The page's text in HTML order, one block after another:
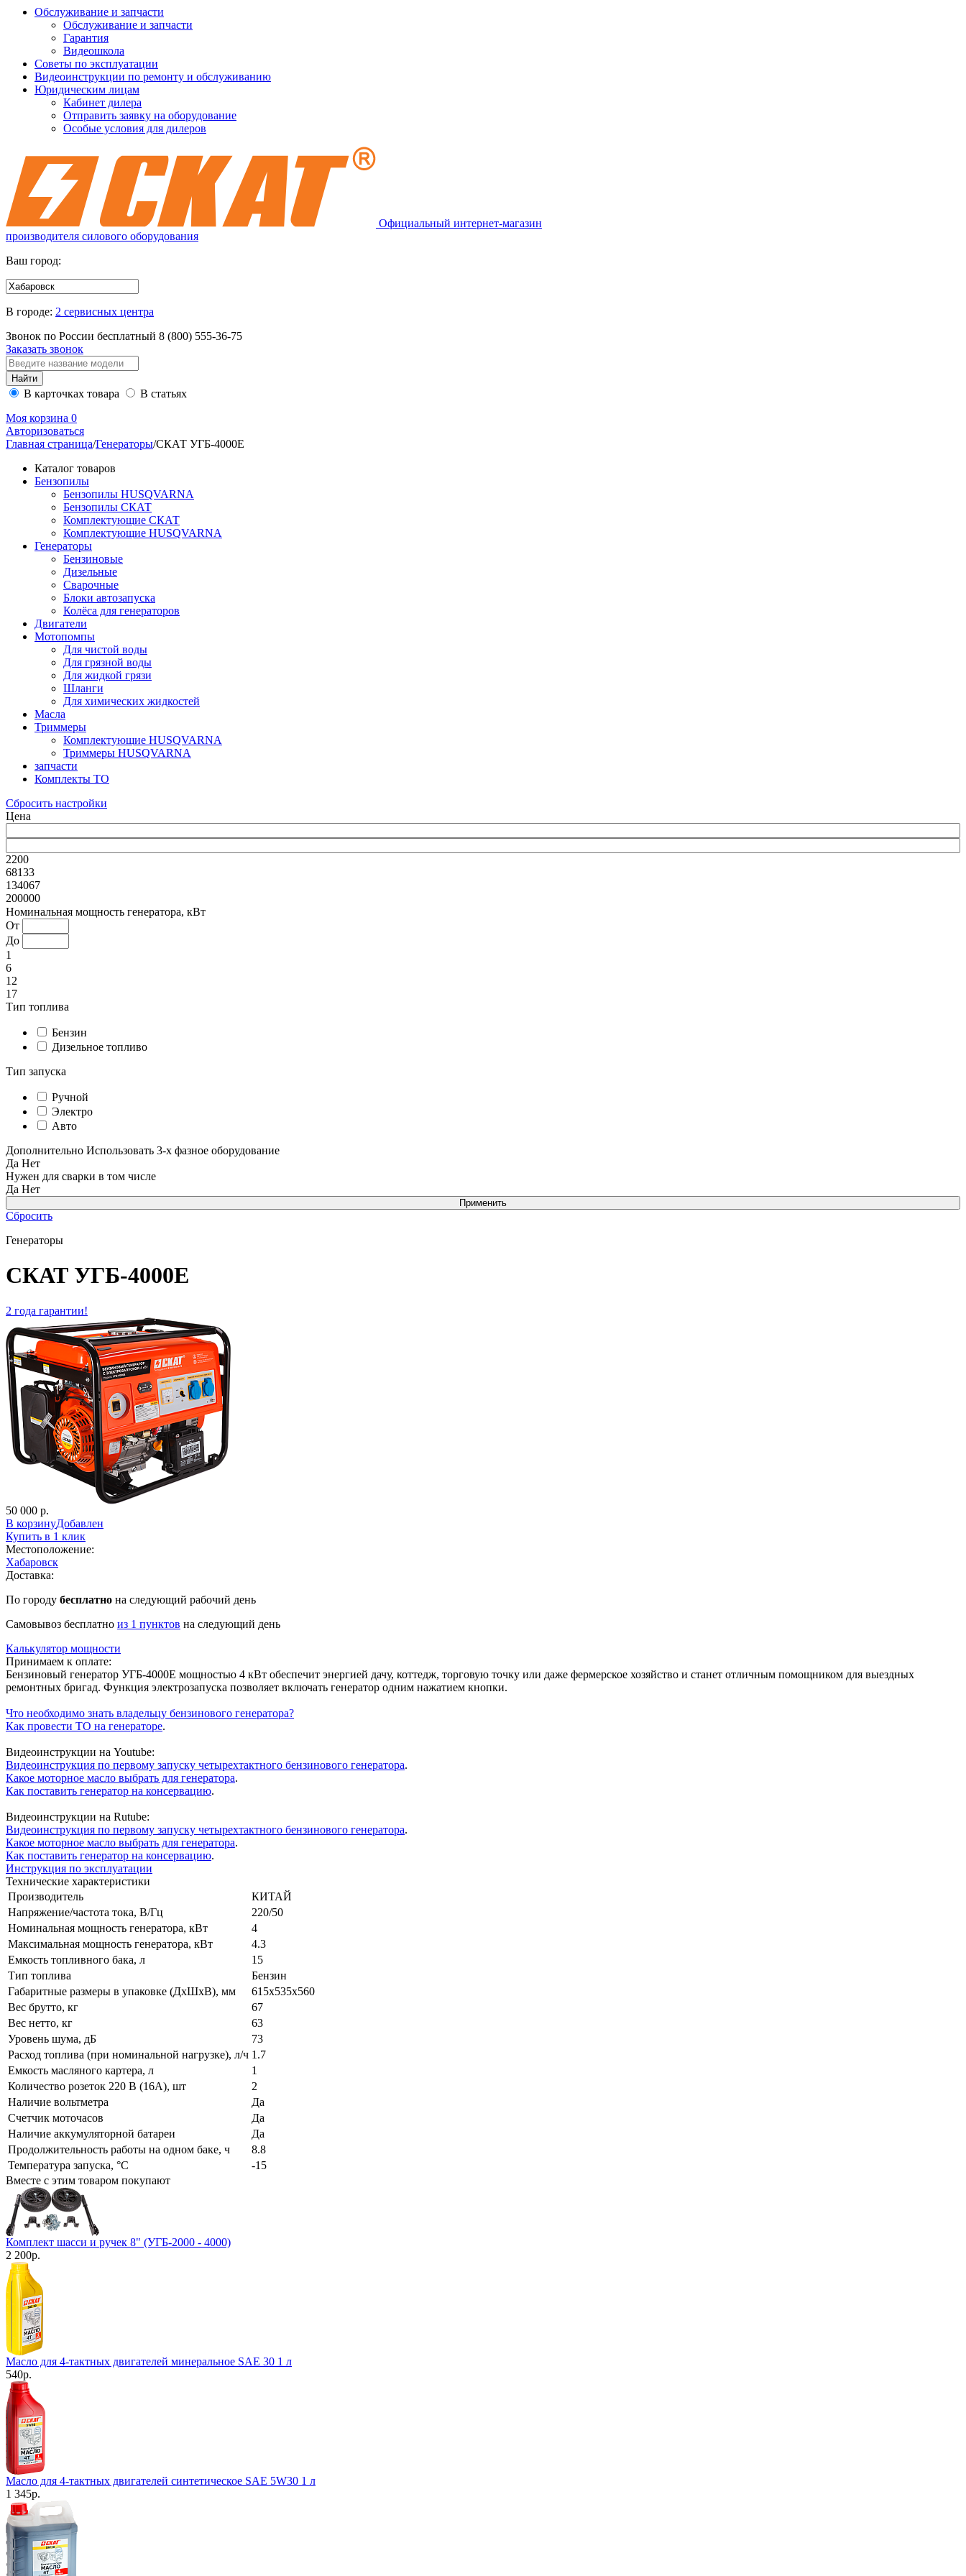
Обслуживание и запчасти
Обслуживание и запчасти
Гарантия
Видеошкола
Советы по эксплуатации
Видеоинструкции по ремонту и обслуживанию
Юридическим лицам
Кабинет дилера
Отправить заявку на оборудование
Особые условия для дилеров
Официальный интернет-магазин
производителя силового оборудования
Ваш город:
В городе: 2 сервисных центра
Звонок по России бесплатный 8 (800) 555-36-75
Заказать звонок
В карточках товара
В статьях
Моя корзина 0
Авторизоваться
Главная страница/Генераторы/СКАТ УГБ-4000Е
Каталог товаров
Бензопилы
Бензопилы HUSQVARNA
Бензопилы СКАТ
Комплектующие СКАТ
Комплектующие HUSQVARNA
Генераторы
Бензиновые
Дизельные
Сварочные
Блоки автозапуска
Колёса для генераторов
Двигатели
Мотопомпы
Для чистой воды
Для грязной воды
Для жидкой грязи
Шланги
Для химических жидкостей
Масла
Триммеры
Комплектующие HUSQVARNA
Триммеры HUSQVARNA
запчасти
Комплекты ТО
Сбросить настройки
Цена
2200
68133
134067
200000
Номинальная мощность генератора, кВт
От
До
1
6
12
17
Тип топлива
Бензин
Дизельное топливо
Тип запуска
Ручной
Электро
Авто
Дополнительно Использовать 3-х фазное оборудование
Да Нет
Нужен для сварки в том числе
Да Нет
Сбросить
Генераторы
СКАТ УГБ-4000Е
2 года гарантии!
50 000 р.
В корзинуДобавлен
Купить в 1 клик
Местоположение:
Хабаровск
Доставка:
По городу бесплатно на следующий рабочий день
Cамовывоз бесплатно из 1 пунктов на следующий день
Калькулятор мощности
Принимаем к оплате:
Бензиновый генератор УГБ-4000Е мощностью 4 кВт обеспечит энергией дачу, коттедж, торговую точку или даже фермерское хозяйство и станет отличным помощником для выездных
ремонтных бригад. Функция электрозапуска позволяет включать генератор одним нажатием кнопки.
Что необходимо знать владельцу бензинового генератора?
Как провести ТО на генераторе.
Видеоинструкции на Youtube:
Видеоинструкция по первому запуску четырехтактного бензинового генератора.
Какое моторное масло выбрать для генератора.
Как поставить генератор на консервацию.
Видеоинструкции на Rutube:
Видеоинструкция по первому запуску четырехтактного бензинового генератора.
Какое моторное масло выбрать для генератора.
Как поставить генератор на консервацию.
Инструкция по эксплуатации
Технические характеристики
Производитель
КИТАЙ
Напряжение/частота тока, В/Гц
220/50
Номинальная мощность генератора, кВт
4
Максимальная мощность генератора, кВт
4.3
Емкость топливного бака, л
15
Тип топлива
Бензин
Габаритные размеры в упаковке (ДхШхВ), мм
615х535х560
Вес брутто, кг
67
Вес нетто, кг
63
Уровень шума, дБ
73
Расход топлива (при номинальной нагрузке), л/ч 1.7
Емкость масляного картера, л
1
Количество розеток 220 В (16А), шт
2
Наличие вольтметра
Да
Счетчик моточасов
Да
Наличие аккумуляторной батареи
Да
Продолжительность работы на одном баке, ч
8.8
Температура запуска, °С
-15
Вместе с этим товаром покупают
Комплект шасси и ручек 8" (УГБ-2000 - 4000)
2 200р.
Масло для 4-тактных двигателей минеральное SAE 30 1 л
540р.
Масло для 4-тактных двигателей синтетическое SAE 5W30 1 л
1 345р.